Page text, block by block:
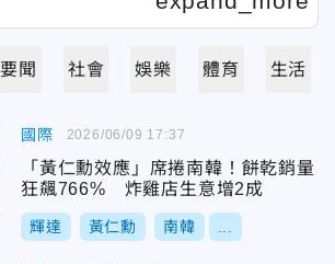
要聞 社會 娛樂 體育 生活
國際
「黃仁勳效應」席捲南韓！餅乾銷量
狂飆766% 炸雞店生意增2成
輝達 黃仁勳 南韓
2026/06/09 17:37